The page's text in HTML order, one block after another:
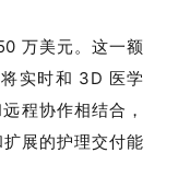
万美元。这一额
实时和 3D 医学
程协作相结合，
展的护理交付能